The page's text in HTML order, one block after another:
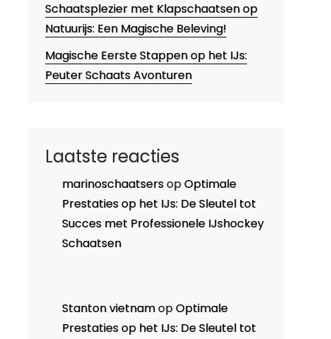
Schaatsplezier met Klapschaatsen op
Natuurijs: Een Magische Beleving!
Magische Eerste Stappen op het IJs:
Peuter Schaats Avonturen
Laatste reacties
marinoschaatsersopOptimale
Prestaties op het IJs: De Sleutel tot
Succes met Professionele IJshockey
Schaatsen
Stanton vietnamopOptimale
Prestaties op het IJs: De Sleutel tot